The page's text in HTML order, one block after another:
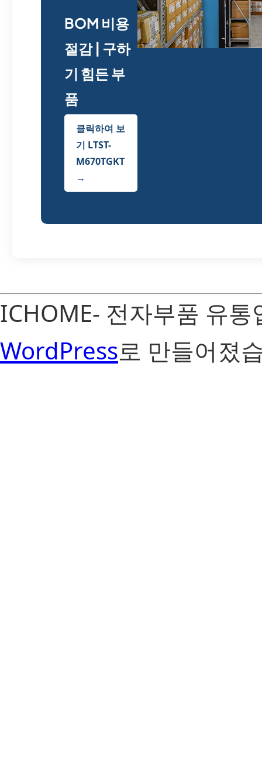
BOM 비용
절감 | 구하
기 힘든 부
품
클릭하여 보
기 LTST-
M670TGKT
→
ICHOME- 전자부품 유
WordPress로 만들어졌